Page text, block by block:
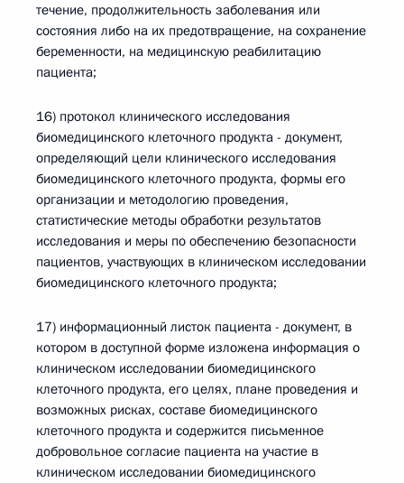
течение, продолжительность заболевания или
состояния либо на их предотвращение, на сохранение
беременности, на медицинскую реабилитацию
пациента;
16) протокол клинического исследования
биомедицинского клеточного продукта - документ,
определяющий цели клинического исследования
биомедицинского клеточного продукта, формы его
организации и методологию проведения,
статистические методы обработки результатов
исследования и меры по обеспечению безопасности
пациентов, участвующих в клиническом исследовании
биомедицинского клеточного продукта;
17) информационный листок пациента - документ, в
котором в доступной форме изложена информация о
клиническом исследовании биомедицинского
клеточного продукта, его целях, плане проведения и
возможных рисках, составе биомедицинского
клеточного продукта и содержится письменное
добровольное согласие пациента на участие в
клиническом исследовании биомедицинского